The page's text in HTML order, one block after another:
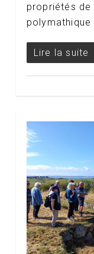
propriétés de
polymathique
Lire la suite